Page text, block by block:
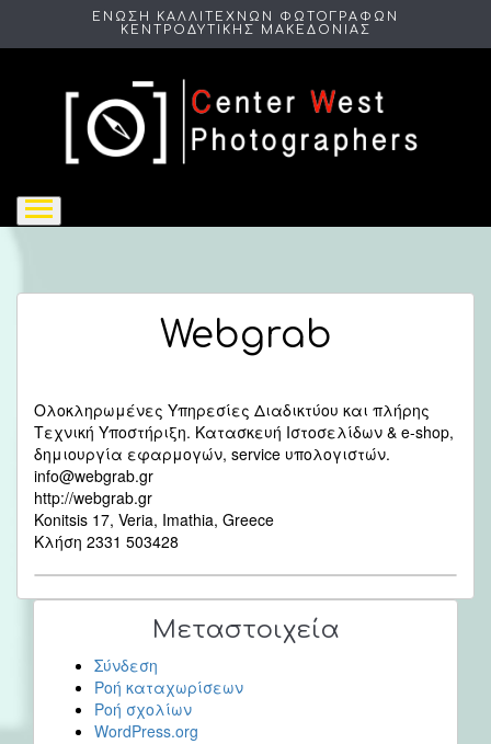
ΕΝΩΣΗ ΚΑΛΛΙΤΕΧΝΩΝ ΦΩΤΟΓΡΑΦΩΝ
ΚΕΝΤΡΟΔΥΤΙΚΗΣ ΜΑΚΕΔΟΝΙΑΣ
Webgrab
Ολοκληρωμένες Υπηρεσίες Διαδικτύου και πλήρης
Τεχνική Υποστήριξη. Κατασκευή Ιστοσελίδων & e-shop,
δημιουργία εφαρμογών, service υπολογιστών.
info@webgrab.gr
http://webgrab.gr
Konitsis 17, Veria, Imathia, Greece
Κλήση 2331 503428
Μεταστοιχεία
Σύνδεση
Ροή καταχωρίσεων
Ροή σχολίων
WordPress.org